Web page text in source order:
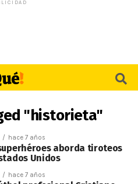
"historieta"
hace 7 años
aborda tiroteos
Unidos
hace 7 años